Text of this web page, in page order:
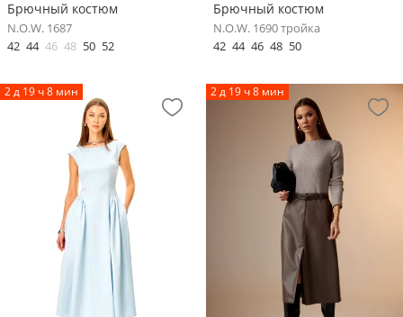
Брючный костюм
N.O.W. 1687
42 44 46 48 50 52
Брючный костюм
N.O.W. 1690 тройка
42 44 46 48 50
2 д 19 ч 8 мин 2 д 19 ч 8 мин